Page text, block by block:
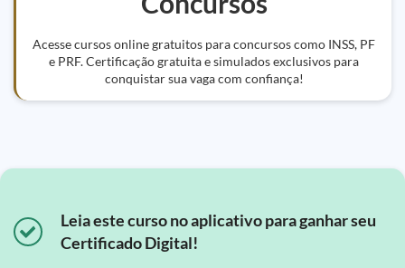
Acesse cursos online gratuitos para concursos como INSS, PF
e PRF. Certificação gratuita e simulados exclusivos para
conquistar sua vaga com confiança!
Leia este curso no aplicativo para ganhar seu
Certificado Digital!